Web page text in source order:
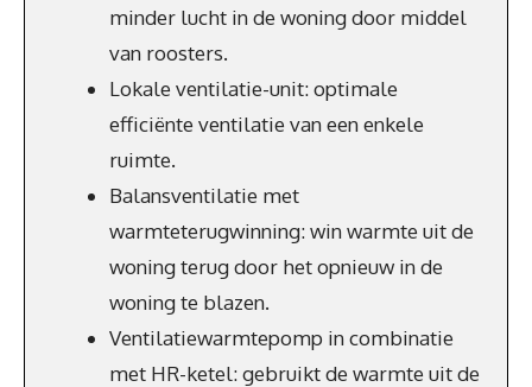
minder lucht in de woning door middel
van roosters.
Lokale ventilatie-unit: optimale
efficiënte ventilatie van een enkele
ruimte.
Balansventilatie met
warmteterugwinning: win warmte uit de
woning terug door het opnieuw in de
woning te blazen.
Ventilatiewarmtepomp in combinatie
met HR-ketel: gebruikt de warmte uit de